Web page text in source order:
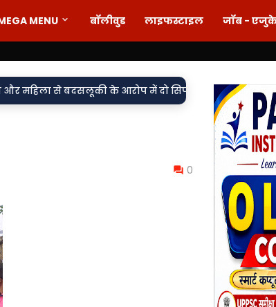
MENU बॉलीवुड लाइफस्टाइल जॉब -
के आरोप में दो सिपाही निलंबित, मुकदमा दर्ज,• 85 लाख
0